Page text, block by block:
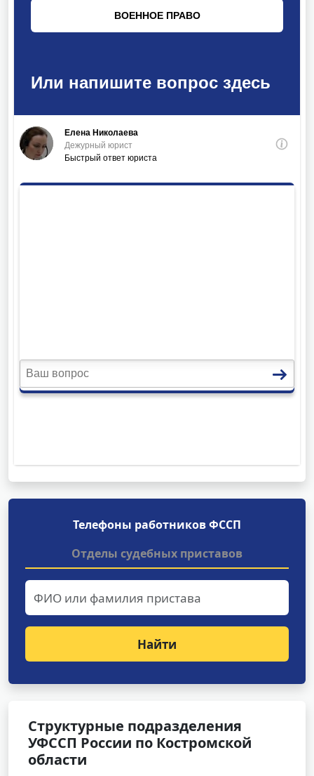
Телефоны работников ФССП
Отделы судебных приставов
Найти
Структурные подразделения
УФССП России по Костромской
области